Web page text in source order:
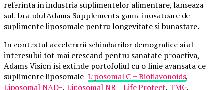
referinta in industria suplimentelor alimentare, lanseaza
sub brandul Adams Supplements gama inovatoare de
suplimente liposomale pentru longevitate si bunastare.
In contextul accelerarii schimbarilor demografice si al
interesului tot mai crescand pentru sanatate proactiva,
Adams Vision isi extinde portofoliul cu o linie avansata de
suplimente liposomale Liposomal C + Bioflavonoids,
Liposomal NAD+, Liposomal NR–Life Protect, TMG,